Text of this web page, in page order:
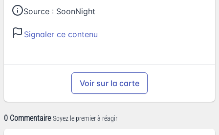
Source : SoonNight
Signaler ce contenu
Voir sur la carte
0 Commentaire Soyez le premier à réagir